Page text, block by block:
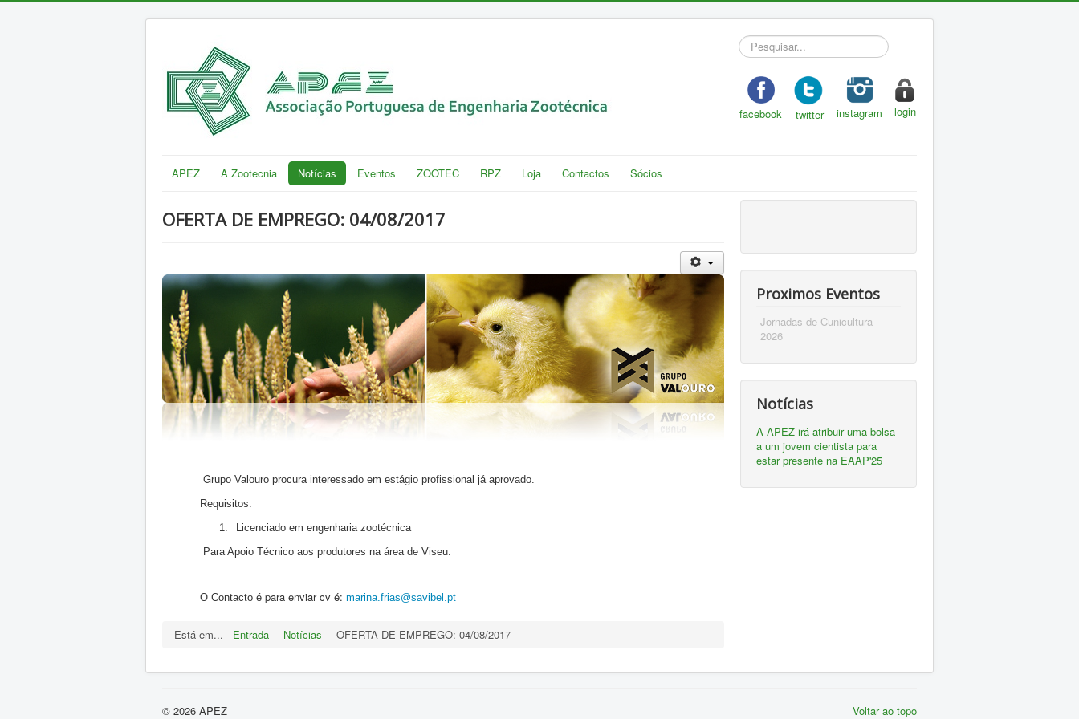
Pesquisar...
facebook twitter instagram login
APEZ A Zootecnia Notícias Eventos ZOOTEC RPZ Loja Contactos Sócios
OFERTA DE EMPREGO: 04/08/2017
Grupo Valouro procura interessado em estágio profissional já aprovado.
Requisitos:
1.
Licenciado em engenharia zootécnica
Para Apoio Técnico aos produtores na área de Viseu.
O Contacto épara enviar cv é:marina.frias@savibel.pt
Está em... Entrada Notícias OFERTA DE EMPREGO: 04/08/2017
Proximos Eventos
Jornadas de Cunicultura
2026
Notícias
A APEZ irá atribuir uma bolsa
a um jovem cientista para
estar presente na EAAP'25
Voltar ao topo
© 2026 APEZ